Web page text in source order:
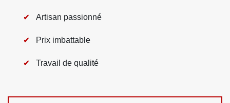
Artisan passionné
Prix imbattable
Travail de qualité